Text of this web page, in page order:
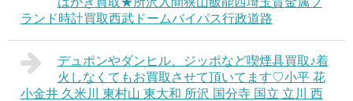
ランド時計買取西武ドームバイパス行政道路
デュポンやダンヒル、ジッポなど喫煙具買取♪着
火しなくてもお買取させて頂いてます♡小平 花
小金井 久米川 東村山 東大和 所沢 国分寺 国立 立川 西